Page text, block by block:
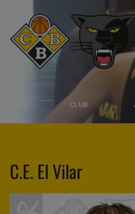
CLUB ACTUALITAT
C.E. El Vilar